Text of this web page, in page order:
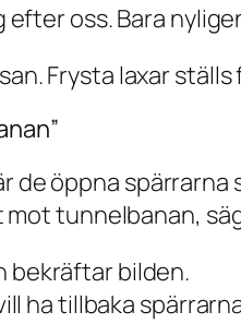
efter oss. Bara
Frysta laxar
de öppna
tunnelbanan,
bekräftar bilden.
ha tillbaka